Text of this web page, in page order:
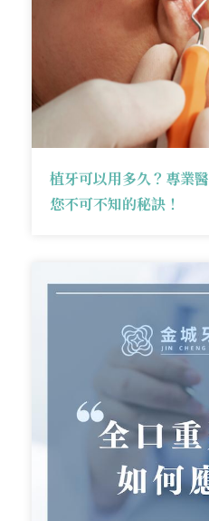
植牙可以用多久？專業
您不可不知的秘訣！